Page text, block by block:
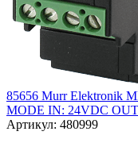
85656 Murr Elektronik
MODE IN: 24VDC
Артикул: 480999